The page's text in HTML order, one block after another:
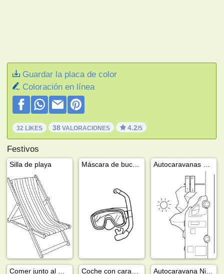
Guardar la placa de color
Coloración en línea
32 LIKES 38 VALORACIONES 4.2/5
Festivos
Silla de playa